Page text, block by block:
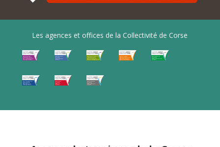
Les agences et offices de la Collectivité de Corse